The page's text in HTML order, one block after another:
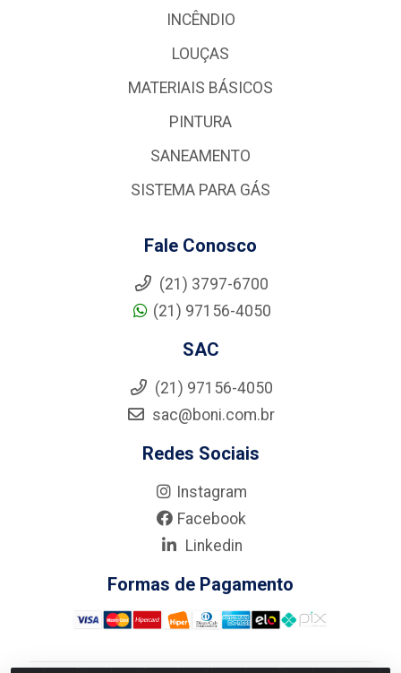
INCÊNDIO
LOUÇAS
MATERIAIS BÁSICOS
PINTURA
SANEAMENTO
SISTEMA PARA GÁS
Fale Conosco
(21) 3797-6700
(21) 97156-4050
SAC
(21) 97156-4050
sac@boni.com.br
Redes Sociais
Instagram
Facebook
Linkedin
Formas de Pagamento